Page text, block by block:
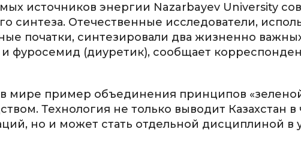
источников энергии Nazarbayev University
синтеза. Отечественные исследователи,
початки, синтезировали два жизненно
фуросемид (диуретик), сообщает
мире пример объединения принципов
Технология не только выводит Казахстан в
но и может стать отдельной дисциплиной в